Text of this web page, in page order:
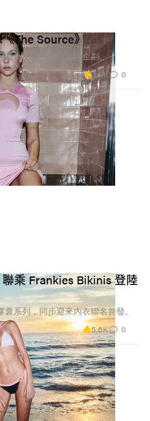
The Source》
裁為主軸的全新形象企劃。
2.2K 0
乘 Frankies Bikinis 登陸
系列，同步迎來內衣聯名首發。
5.6K 0